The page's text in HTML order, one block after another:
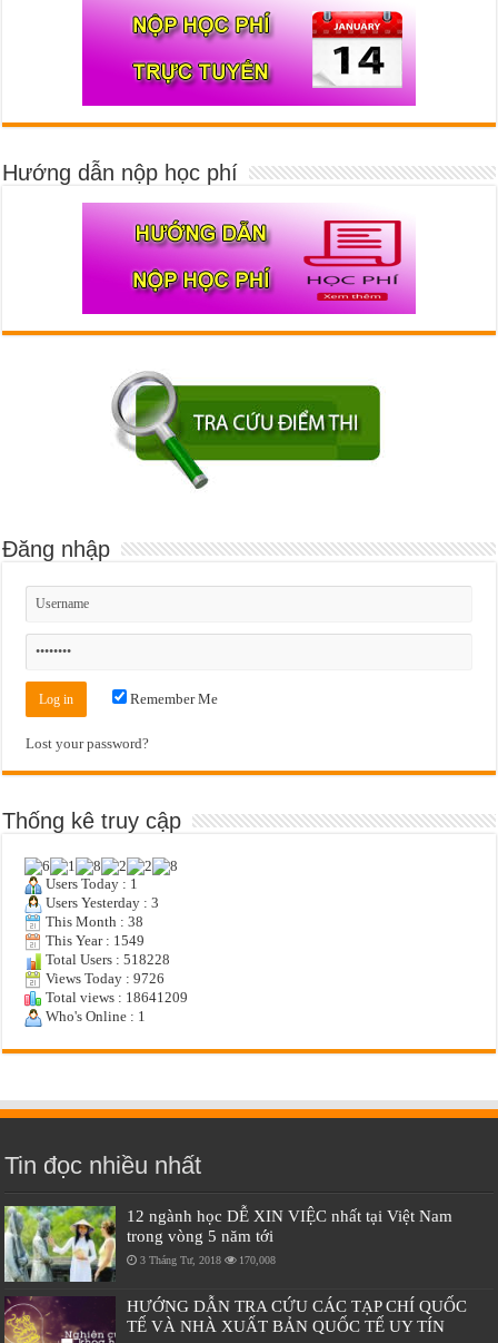
Hướng dẫn nộp học phí
Đăng nhập
Remember Me
Lost your password?
Thống kê truy cập
Users Today : 1
Users Yesterday : 3
This Month : 38
This Year : 1549
Total Users : 518228
Views Today : 9726
Total views : 18641209
Who's Online : 1
Tin đọc nhiều nhất
12 ngành học DỄ XIN VIỆC nhất tại Việt Nam
trong vòng 5 năm tới
3 Tháng Tư, 2018 170,008
HƯỚNG DẪN TRA CỨU CÁC TẠP CHÍ QUỐC
TẾ VÀ NHÀ XUẤT BẢN QUỐC TẾ UY TÍN